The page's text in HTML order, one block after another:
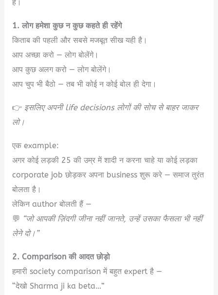
हैं।
1. लोग हमेशा कुछ न कुछ कहते ही रहेंगे
किताब की पहली और सबसे मजबूत सीख यही है।
आप अच्छा करो — लोग बोलेंगे।
आप कुछ अलग करो — लोग बोलेंगे।
आप चुप भी बैठो — तब भी कोई न कोई बोल ही देगा।
👉 इसलिए अपनी life decisions लोगों की सोच से बाहर जाकर
लो।
एक example:
अगर कोई लड़की 25 की उम्र में शादी न करना चाहे या कोई लड़का
corporate job छोड़कर अपना business शुरू करे — समाज तुरंत
बोलता है।
लेकिन author बोलती हैं —
💬 “जो आपकी ज़िंदगी जीना नहीं जानते, उन्हें उसका फैसला भी नहीं
लेने दो।”
2. Comparison की आदत छोड़ो
हमारी society comparison में बहुत expert है —
“देखो Sharma ji ka beta…”